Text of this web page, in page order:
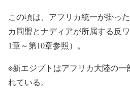
この頃は、アフリカ統一が掛っ
カ同盟とナディアが所属する反
1章～第10章参照）。
※新エジプトはアフリカ大陸の一
れている。